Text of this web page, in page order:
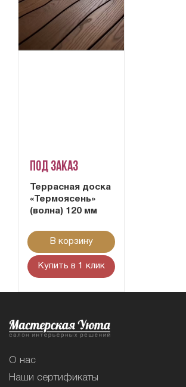
Под заказ
Террасная доска
«Термоясень»
(волна) 120 мм
В корзину
Купить в 1 клик
О нас
Наши сертификаты